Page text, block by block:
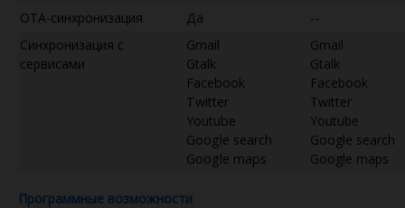
OTA-синхронизация Да
--
Синхронизация с
сервисами
Gmail
Gtalk
Facebook
Twitter
Youtube
Google search
Google maps
Gmail
Gtalk
Facebook
Twitter
Youtube
Google search
Google maps
Программные возможности